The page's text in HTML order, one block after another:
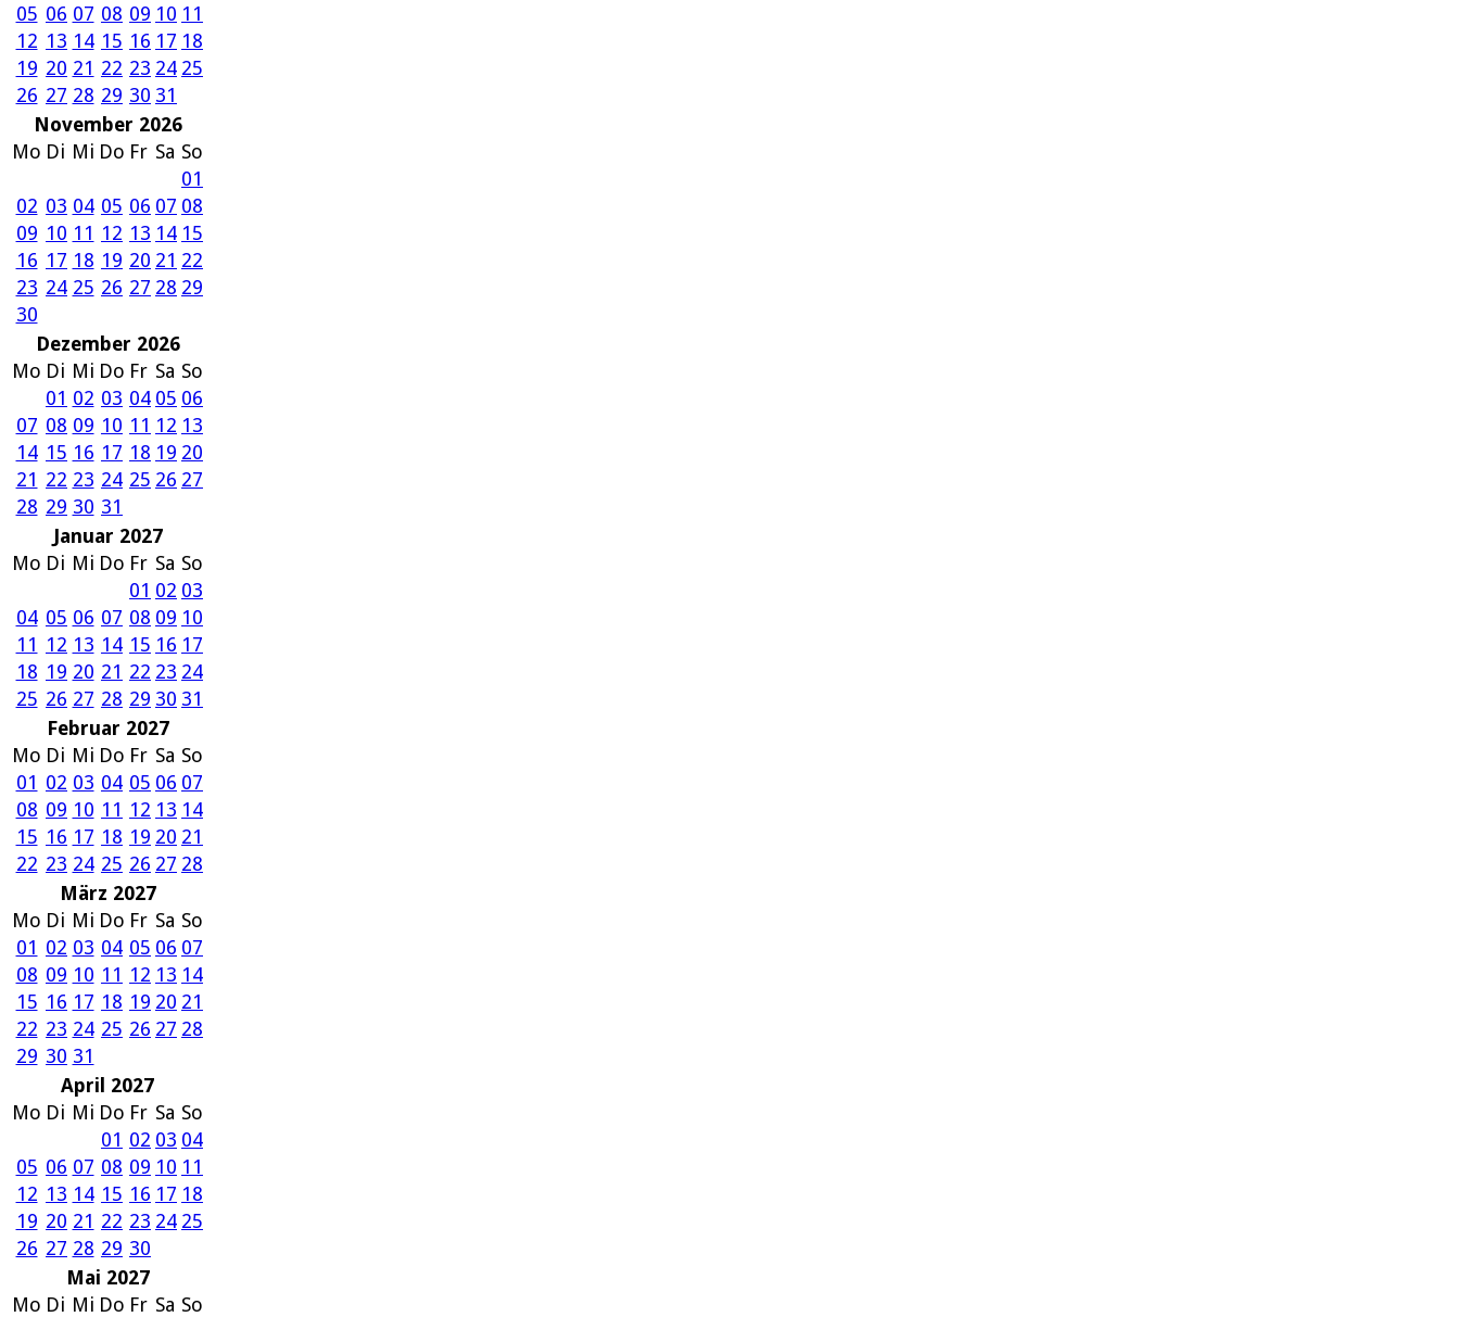
05 06 07 08 09 10 11
12 13 14 15 16 17 18
19 20 21 22 23 24 25
26 27 28 29 30 31
November 2026
Mo Di Mi Do Fr Sa So
01
02 03 04 05 06 07 08
09 10 11 12 13 14 15
16 17 18 19 20 21 22
23 24 25 26 27 28 29
30
Dezember 2026
Mo Di Mi Do Fr Sa So
01 02 03 04 05 06
07 08 09 10 11 12 13
14 15 16 17 18 19 20
21 22 23 24 25 26 27
28 29 30 31
Januar 2027
Mo Di Mi Do Fr Sa So
01 02 03
04 05 06 07 08 09 10
11 12 13 14 15 16 17
18 19 20 21 22 23 24
25 26 27 28 29 30 31
Februar 2027
Mo Di Mi Do Fr Sa So
01 02 03 04 05 06 07
08 09 10 11 12 13 14
15 16 17 18 19 20 21
22 23 24 25 26 27 28
März 2027
Mo Di Mi Do Fr Sa So
01 02 03 04 05 06 07
08 09 10 11 12 13 14
15 16 17 18 19 20 21
22 23 24 25 26 27 28
29 30 31
April 2027
Mo Di Mi Do Fr Sa So
01 02 03 04
05 06 07 08 09 10 11
12 13 14 15 16 17 18
19 20 21 22 23 24 25
26 27 28 29 30
Mai 2027
Mo Di Mi Do Fr Sa So